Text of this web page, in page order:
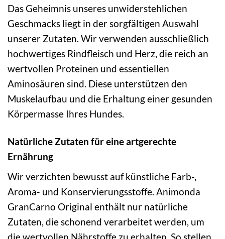
Das Geheimnis unseres unwiderstehlichen
Geschmacks liegt in der sorgfältigen Auswahl
unserer Zutaten. Wir verwenden ausschließlich
hochwertiges Rindfleisch und Herz, die reich an
wertvollen Proteinen und essentiellen
Aminosäuren sind. Diese unterstützen den
Muskelaufbau und die Erhaltung einer gesunden
Körpermasse Ihres Hundes.
Natürliche Zutaten für eine artgerechte
Ernährung
Wir verzichten bewusst auf künstliche Farb-,
Aroma- und Konservierungsstoffe. Animonda
GranCarno Original enthält nur natürliche
Zutaten, die schonend verarbeitet werden, um
die wertvollen Nährstoffe zu erhalten. So stellen